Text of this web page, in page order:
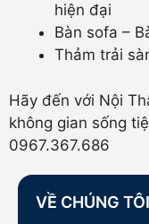
hiện đại
Bàn sofa –
Thảm trải
Hãy đến với Nội
không gian sống
0967.367.686
VỀ CHÚNG TÔI